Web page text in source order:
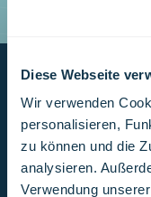
Diese Webseite
Wir verwenden
personalisieren,
zu können und die
analysieren.
Verwendung